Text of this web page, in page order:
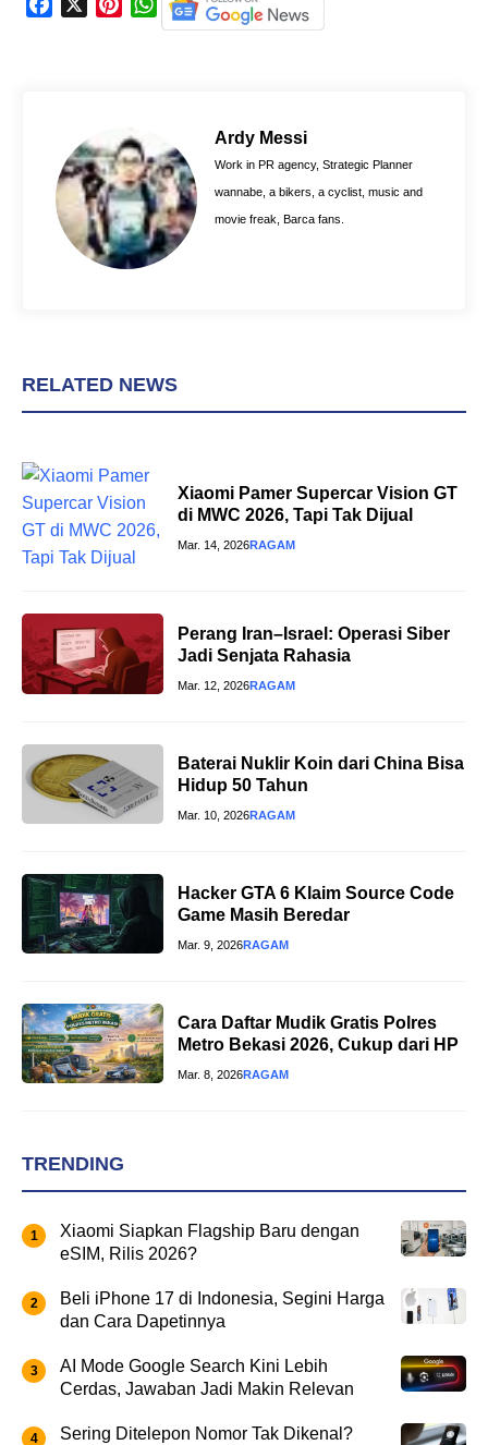
k
r
e
s
W
h
p
p
Ardy Messi
Work in PR agency, Strategic Planner
wannabe, a bikers, a cyclist, music and
movie freak, Barca fans.
RELATED NEWS
Xiaomi Pamer Supercar Vision GT
di MWC 2026, Tapi Tak Dijual
Mar. 14, 2026RAGAM
Perang Iran–Israel: Operasi Siber
Jadi Senjata Rahasia
Mar. 12, 2026RAGAM
Baterai Nuklir Koin dari China Bisa
Hidup 50 Tahun
Mar. 10, 2026RAGAM
Hacker GTA 6 Klaim Source Code
Game Masih Beredar
Mar. 9, 2026RAGAM
Cara Daftar Mudik Gratis Polres
Metro Bekasi 2026, Cukup dari HP
Mar. 8, 2026RAGAM
TRENDING
Xiaomi Siapkan Flagship Baru dengan
eSIM, Rilis 2026?
Beli iPhone 17 di Indonesia, Segini Harga
dan Cara Dapetinnya
AI Mode Google Search Kini Lebih
Cerdas, Jawaban Jadi Makin Relevan
Sering Ditelepon Nomor Tak Dikenal?